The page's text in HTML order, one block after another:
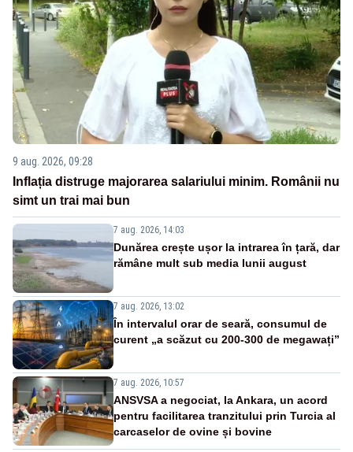
9 aug. 2026, 09:28
Inflația distruge majorarea salariului minim. Românii nu
simt un trai mai bun
7 aug. 2026, 14:03
Dunărea crește ușor la intrarea în țară, dar
rămâne mult sub media lunii august
7 aug. 2026, 13:02
În intervalul orar de seară, consumul de
curent „a scăzut cu 200-300 de megawați”
7 aug. 2026, 10:57
ANSVSA a negociat, la Ankara, un acord
pentru facilitarea tranzitului prin Turcia al
carcaselor de ovine și bovine